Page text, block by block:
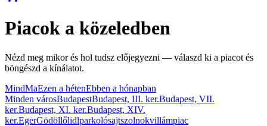
Piacok a közeledben
Nézd meg mikor és hol tudsz előjegyezni — válaszd ki a piacot és
böngészd a kínálatot.
MindMaEzen a hétenEbben a hónapban
Minden városBudapestBudapest, III. ker.Budapest, VII.
ker.Budapest, XI. ker.Budapest, XIV.
ker.EgerGödöllőlidlparkolósajtszolnokvillámpiac